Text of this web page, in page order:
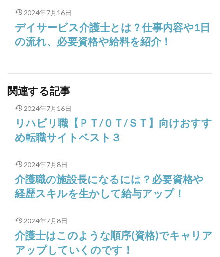
2024年7月16日
デイサービス介護士とは？仕事内容や1日
の流れ、必要資格や給料を紹介！
関連する記事
2024年7月16日
リハビリ職【ＰＴ/ＯＴ/ＳＴ】向けおすす
め転職サイトベスト３
2024年7月8日
介護職の施設長になるには？必要資格や
経歴スキルを生かして給与アップ！
2024年7月8日
介護士はこのような順序(資格)でキャリア
アップしていくのです！